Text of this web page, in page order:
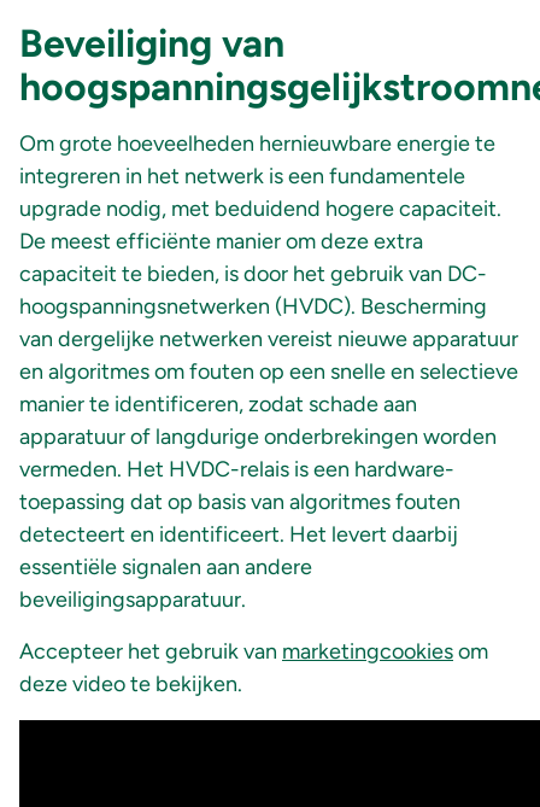
Beveiliging van
Om grote hoeveelheden hernieuwbare energie te
integreren in het netwerk is een fundamentele
upgrade nodig, met beduidend hogere capaciteit.
De meest efficiënte manier om deze extra
capaciteit te bieden, is door het gebruik van DC-
hoogspanningsnetwerken (HVDC). Bescherming
van dergelijke netwerken vereist nieuwe apparatuur
en algoritmes om fouten op een snelle en selectieve
manier te identificeren, zodat schade aan
apparatuur of langdurige onderbrekingen worden
vermeden. Het HVDC-relais is een hardware-
toepassing dat op basis van algoritmes fouten
detecteert en identificeert. Het levert daarbij
essentiële signalen aan andere
beveiligingsapparatuur.
Accepteer het gebruik van marketingcookiesom
deze video te bekijken.